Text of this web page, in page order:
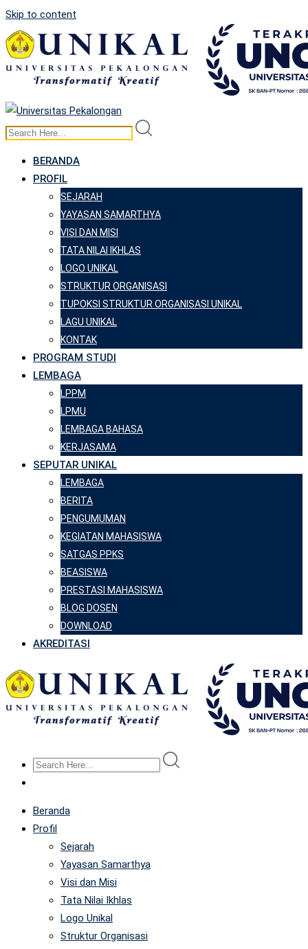
Skip to content
BERANDA
PROFIL
SEJARAH
YAYASAN SAMARTHYA
VISI DAN MISI
TATA NILAI IKHLAS
LOGO UNIKAL
STRUKTUR ORGANISASI
TUPOKSI STRUKTUR ORGANISASI UNIKAL
LAGU UNIKAL
KONTAK
PROGRAM STUDI
LEMBAGA
LPPM
LPMU
LEMBAGA BAHASA
KERJASAMA
SEPUTAR UNIKAL
LEMBAGA
BERITA
PENGUMUMAN
KEGIATAN MAHASISWA
SATGAS PPKS
BEASISWA
PRESTASI MAHASISWA
BLOG DOSEN
DOWNLOAD
AKREDITASI
Beranda
Profil
Sejarah
Yayasan Samarthya
Visi dan Misi
Tata Nilai Ikhlas
Logo Unikal
Struktur Organisasi